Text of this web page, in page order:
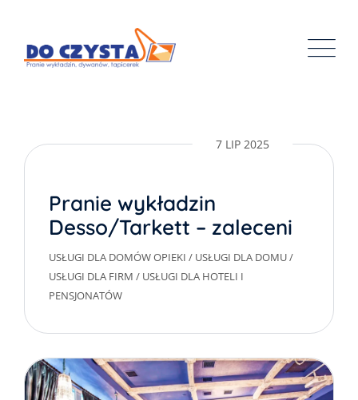
content
7 LIP 2025
Pranie wykładzin
Desso/Tarkett – zalecenia
producenta
USŁUGI DLA DOMÓW OPIEKI / USŁUGI DLA DOMU/
USŁUGI DLA FIRM / USŁUGI DLA HOTELI I
PENSJONATÓW